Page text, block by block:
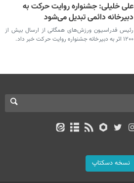
علی خلیلی: جشنواره روایت حرکت به
دبیرخانه دائمی تبدیل می‌شود
رئیس فدراسیون ورزش‌های همگانی از ارسال بیش از
۱۲۰۰ اثر به دبیرخانه جشنواره روایت حرکت خبر داد.
نسخه دسکتاپ